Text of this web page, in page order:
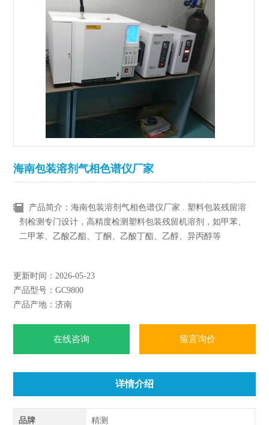
海南包装溶剂气相色谱仪厂家
产品简介：海南包装溶剂气相色谱仪厂家 . 塑料包装残留溶
剂检测专门设计，高精度检测塑料包装残留机溶剂，如甲苯、
二甲苯、乙酸乙酯、丁酮、乙酸丁酯、乙醇、异丙醇等
更新时间：2026-05-23
产品型号：GC9800
产品产地：济南
在线咨询 留言询价
详情介绍
品牌 精测